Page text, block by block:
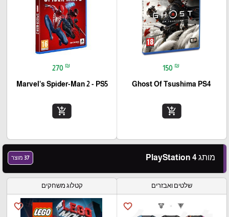
150 ₪
Ghost Of Tsushima PS4
add_shopping_cart
270 ₪
Marvel’s Spider-Man 2 - PS5
add_shopping_cart
מותג PlayStation 4 37 מוצר
שלטים ואבזרים
favorite_border
קטלוג משחקים
favorite_border